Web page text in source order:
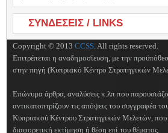
ΣΥΝΔΕΣΕΙΣ / LINKS
Copyright © 2013 CCSS . All rights reserved.
Επιτρέπεται η αναδημοσίευση, με την
στην πηγή (Κυπριακό Κέντρο Στρατηγικών
Επώνυμα άρθρα, αναλύσεις κ.λπ που
αντικατοπτρίζουν τις απόψεις του συγγραφέα
Κυπριακού Κέντρου Στρατηγικών Μελετών, που
διαφορετική εκτίμηση ή θέση επί του θέματος.